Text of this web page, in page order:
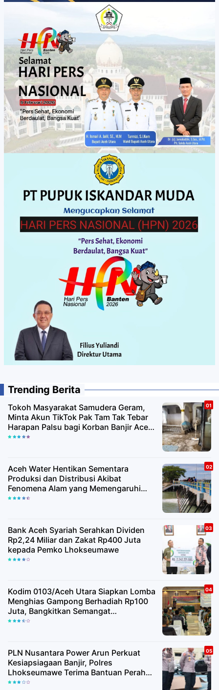
Trending Berita
Tokoh Masyarakat Samudera Geram,
Minta Akun TikTok Pak Tam Tak Tebar
Harapan Palsu bagi Korban Banjir Aceh
Utara
Aceh Water Hentikan Sementara
Produksi dan Distribusi Akibat
Fenomena Alam yang Memengaruhi
Kualitas Air Baku
Bank Aceh Syariah Serahkan Dividen
Rp2,24 Miliar dan Zakat Rp400 Juta
kepada Pemko Lhokseumawe
Kodim 0103/Aceh Utara Siapkan Lomba
Menghias Gampong Berhadiah Rp100
Juta, Bangkitkan Semangat
Kemerdekaan hingga Pelosok Desa
PLN Nusantara Power Arun Perkuat
Kesiapsiagaan Banjir, Polres
Lhokseumawe Terima Bantuan Perahu
Karet